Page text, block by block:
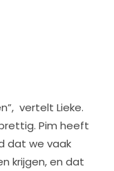
vertelt Lieke.
Pim heeft
dat we vaak
krijgen, en dat